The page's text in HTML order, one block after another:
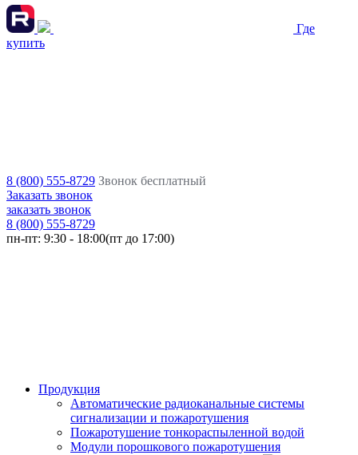
Где
купить
8 (800) 555-8729 Звонок бесплатный
Заказать звонок
заказать звонок
8 (800) 555-8729
пн-пт: 9:30 - 18:00(пт до 17:00)
Продукция
Автоматические радиоканальные системы
сигнализации и пожаротушения
Пожаротушение тонкораспыленной водой
Модули порошкового пожаротушения